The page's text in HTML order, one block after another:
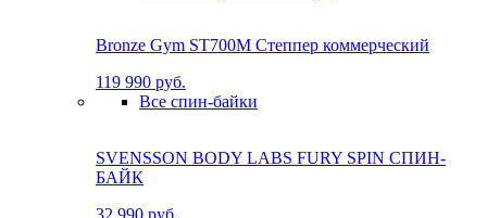
Bronze Gym ST700M Степпер коммерческий
119 990 руб.
Все спин-байки
SVENSSON BODY LABS FURY SPIN СПИН-
БАЙК
32 990 руб.